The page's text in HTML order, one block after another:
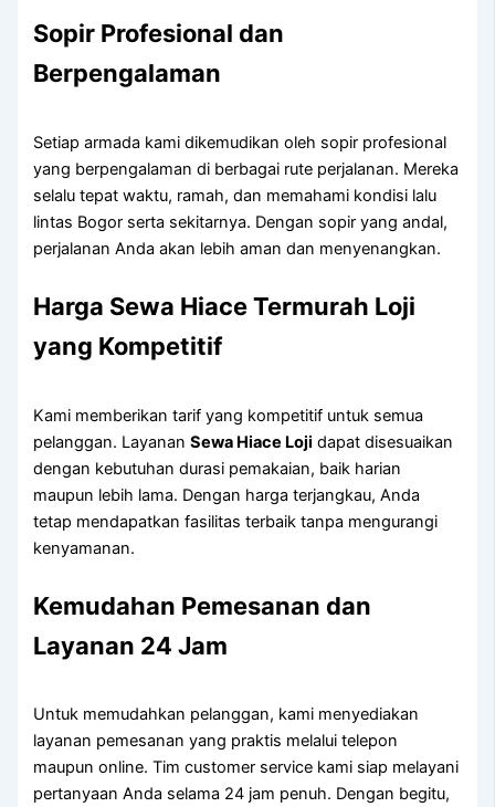
Sopir Profesional dan
Berpengalaman
Setiap armada kami dikemudikan oleh sopir profesional
yang berpengalaman di berbagai rute perjalanan. Mereka
selalu tepat waktu, ramah, dan memahami kondisi lalu
lintas Bogor serta sekitarnya. Dengan sopir yang andal,
perjalanan Anda akan lebih aman dan menyenangkan.
Harga Sewa Hiace Termurah Loji
yang Kompetitif
Kami memberikan tarif yang kompetitif untuk semua
pelanggan. LayananSewa Hiace Loji dapat disesuaikan
dengan kebutuhan durasi pemakaian, baik harian
maupun lebih lama. Dengan harga terjangkau, Anda
tetap mendapatkan fasilitas terbaik tanpa mengurangi
kenyamanan.
Kemudahan Pemesanan dan
Layanan 24 Jam
Untuk memudahkan pelanggan, kami menyediakan
layanan pemesanan yang praktis melalui telepon
maupun online. Tim customer service kami siap melayani
pertanyaan Anda selama 24 jam penuh. Dengan begitu,